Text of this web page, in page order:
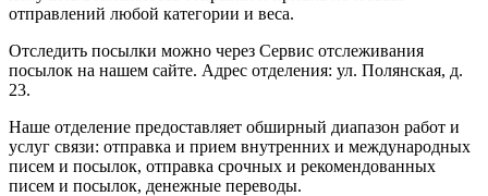
отправлений любой категории и веса.
Отследить посылки можно через Сервис отслеживания
посылок на нашем сайте. Адрес отделения: ул. Полянская, д.
23.
Наше отделение предоставляет обширный диапазон работ и
услуг связи: отправка и прием внутренних и международных
писем и посылок, отправка срочных и рекомендованных
писем и посылок, денежные переводы.